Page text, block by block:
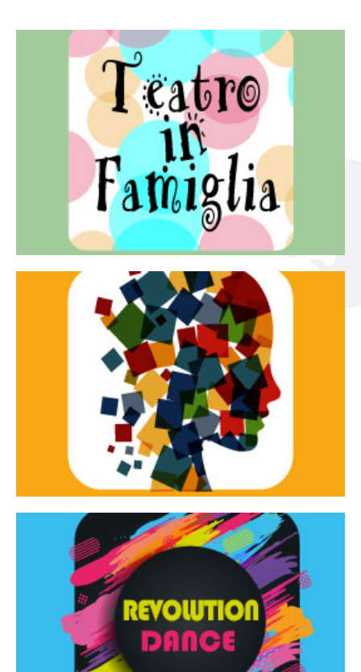
Teatro in famiglia
Teatro In Famiglia è una rassegna di teatro concepita
per far condividere e godere del teatro all’intera
famiglia.
Continua
Tracce dinamiche
Tracce Dinamiche è una rassegna di teatro
d’innovazione e sperimentale.
Continua
Revolution Dance
Rassegna di danza contemporanea – I Edizione